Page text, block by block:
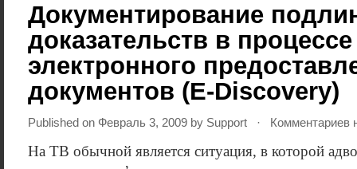
Документирование
доказательств в процессе
электронного
документов (E-Discovery)
Published on Февраль 3, 2009 by Support · Комментариев
На ТВ обычной является ситуация, в которой